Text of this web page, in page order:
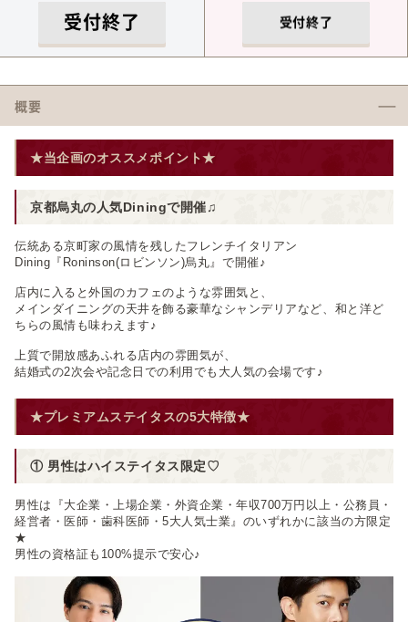
受付終了 受付終了
概要
★当企画のオススメポイント★
京都烏丸の人気Diningで開催♫
伝統ある京町家の風情を残したフレンチイタリアン
Dining『Roninson(ロビンソン)烏丸』で開催♪
店内に入ると外国のカフェのような雰囲気と、
メインダイニングの天井を飾る豪華なシャンデリアなど、和と洋ど
ちらの風情も味わえます♪
上質で開放感あふれる店内の雰囲気が、
結婚式の2次会や記念日での利用でも大人気の会場です♪
★プレミアムステイタスの5大特徴★
① 男性はハイステイタス限定♡
男性は『大企業・上場企業・外資企業・年収700万円以上・公務員・
経営者・医師・歯科医師・5大人気士業』のいずれかに該当の方限定
★
男性の資格証も100%提示で安心♪